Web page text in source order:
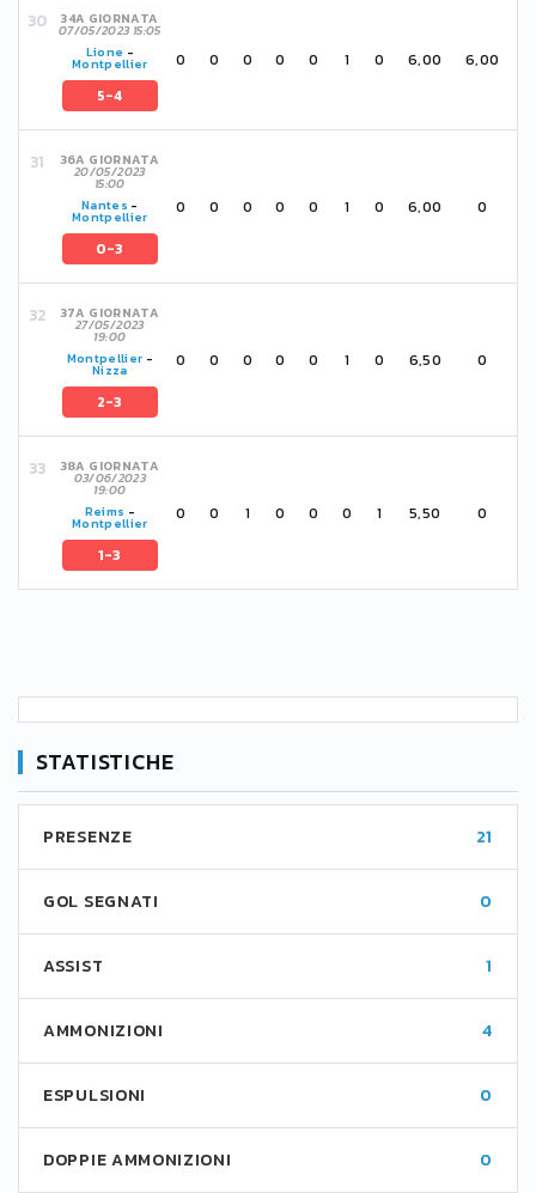
34A GIORNATA
07/05/2023 15:05
Lione -
Montpellier
5-4
0 0 0 0 0 1 0 6,00 6,00
36A GIORNATA
20/05/2023
15:00
Nantes -
Montpellier
0-3
0 0 0 0 0 1 0 6,00 0
37A GIORNATA
27/05/2023
19:00
Montpellier -
Nizza
2-3
0 0 0 0 0 1 0 6,50 0
38A GIORNATA
03/06/2023
19:00
Reims -
Montpellier
1-3
0 0 1 0 0 0 1 5,50 0
STATISTICHE
PRESENZE 21
GOL SEGNATI 0
ASSIST 1
AMMONIZIONI 4
ESPULSIONI 0
DOPPIE AMMONIZIONI 0